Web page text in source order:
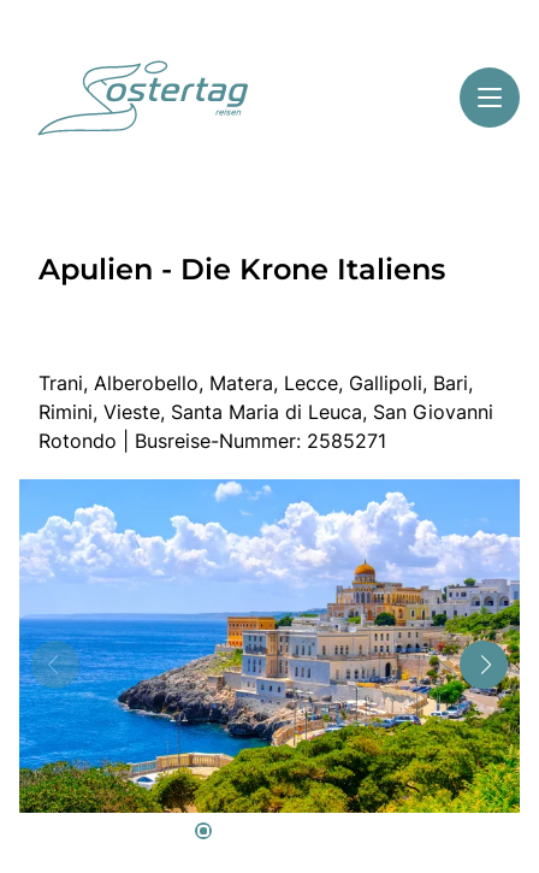
Highlights
Mehrtagesreisen
Tagesreisen
Bus anmieten
Service
Kontakt
Apulien - Die Krone Italiens
Trani, Alberobello, Matera, Lecce, Gallipoli, Bari,
Rimini, Vieste, Santa Maria di Leuca, San Giovanni
Rotondo | Busreise-Nummer: 2585271